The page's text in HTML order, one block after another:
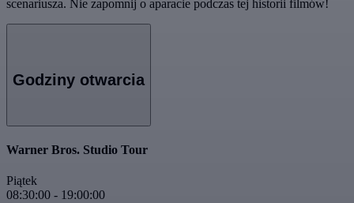
scenariusza. Nie zapomnij o aparacie podczas tej historii filmów!
Godziny otwarcia
Warner Bros. Studio Tour
Piątek
08:30:00 - 19:00:00